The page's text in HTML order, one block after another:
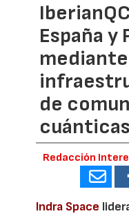
España y
de
cuánticas
Redacción
Indra Space